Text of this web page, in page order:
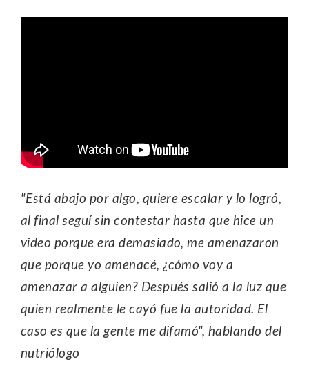
"Está abajo por algo, quiere escalar y lo logró,
al final seguí sin contestar hasta que hice un
video porque era demasiado, me amenazaron
que porque yo amenacé, ¿cómo voy a
amenazar a alguien? Después salió a la luz que
quien realmente le cayó fue la autoridad. El
caso es que la gente me difamó", hablando del
nutriólogo